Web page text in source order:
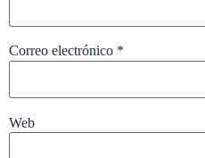
Correo electrónico *
Web